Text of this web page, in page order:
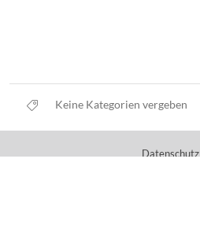
Keine Kategorien vergeben
Datenschutz